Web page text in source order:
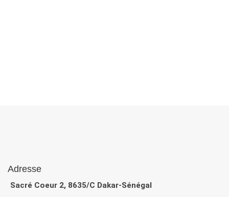
Adresse
Sacré Coeur 2, 8635/C Dakar-Sénégal